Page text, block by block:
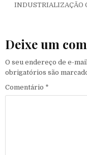
INDUSTRIALIZAÇÃO
Deixe um
O seu endereço de e-
obrigatórios são
Comentário *